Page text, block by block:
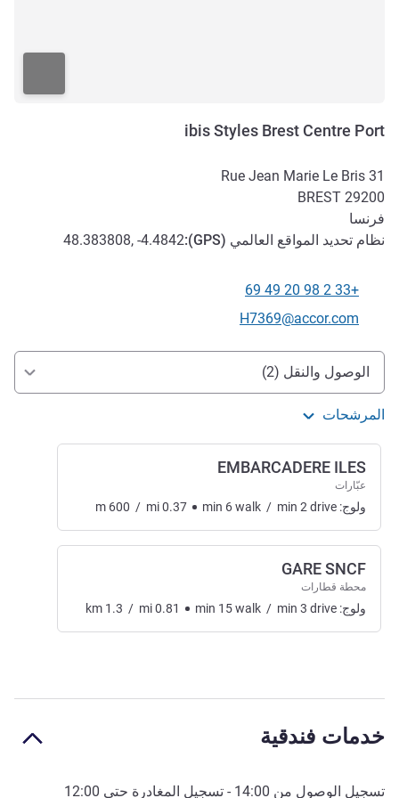
ibis Styles Brest Centre Port
31 Rue Jean Marie Le Bris
29200
BREST
فرنسا
نظام تحديد المواقع العالمي (GPS
):
48.383808, -4.4842
الهاتف
+33 2 98 20 49 69
تواصل معنا عبر البريد الإلكتروني
H7369@accor.com
الوصول والتنقل
الوصول والنقل (2)
المرشحات
EMBARCADERE ILES
عبّارات
ولوج: m 600 / mi0.37 min 6walk / min 2 drive
GARE SNCF
محطة قطارات
ولوج: km 1.3 / mi0.81 min 15walk / min 3 drive
خدمات فندقية
تسجيل الوصول من 14:00 - تسجيل المغادرة حتى 12:00